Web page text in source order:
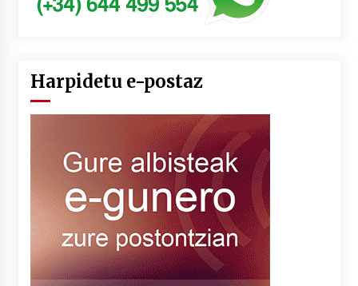
Harpidetu e-postaz